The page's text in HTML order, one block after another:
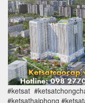
#ketsat
#ketsathaiphong